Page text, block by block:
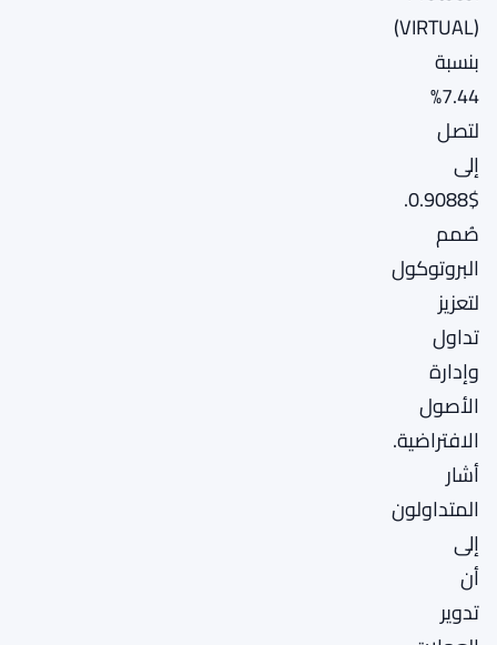
(VIRTUAL)
بنسبة
7.44%
لتصل
إلى
$0.9088.
صُمم
البروتوكول
لتعزيز
تداول
وإدارة
الأصول
الافتراضية.
أشار
المتداولون
إلى
أن
تدوير